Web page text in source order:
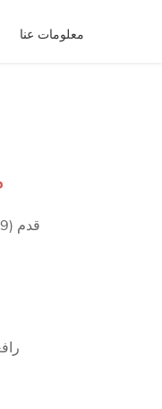
معلومات عنا
30 قدم (9 متر) رافعة مقصية